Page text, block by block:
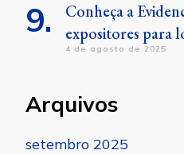
Conheça a
expositores para
4 de agosto de 2025
Arquivos
setembro 2025